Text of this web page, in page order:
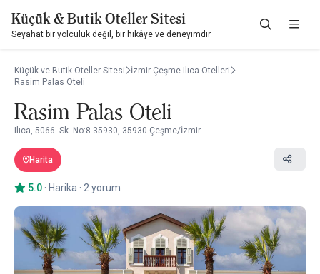
Küçük & Butik Oteller Sitesi
Seyahat bir yolculuk değil, bir hikâye ve deneyimdir
Küçük ve Butik Oteller Sitesi
İzmir Çeşme Ilıca Otelleri
Rasim Palas Oteli
Rasim Palas Oteli
Ilıca, 5066. Sk. No:8 35930, 35930 Çeşme/İzmir
Harita
5.0 · Harika · 2 yorum